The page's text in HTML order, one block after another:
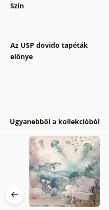
Szín
Az USP dovido tapéták
előnye
Ugyanebből a kollekcióból